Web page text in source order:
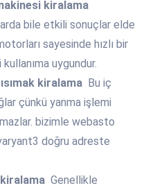
kiralama
bile etkili sonuçlar elde
sayesinde hızlı bir
uygundur.
kiralama Bu iç
çünkü yanma işlemi
bizimle webasto
doğru adreste
kiralama Genellikle